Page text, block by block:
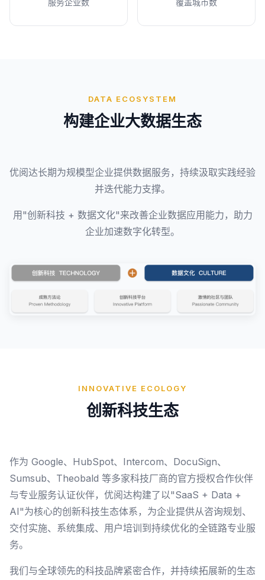
服务企业数 覆盖城市数
DATA ECOSYSTEM
构建企业大数据生态
优阅达长期为规模型企业提供数据服务，持续汲取实践经验
并迭代能力支撑。
用"创新科技 + 数据文化"来改善企业数据应用能力，助力
企业加速数字化转型。
INNOVATIVE ECOLOGY
创新科技生态
作为 Google、HubSpot、Intercom、DocuSign、
Sumsub、Theobald 等多家科技厂商的官方授权合作伙伴
与专业服务认证伙伴，优阅达构建了以"SaaS + Data +
AI"为核心的创新科技生态体系，为企业提供从咨询规划、
交付实施、系统集成、用户培训到持续优化的全链路专业服
务。
我们与全球领先的科技品牌紧密合作，并持续拓展新的生态